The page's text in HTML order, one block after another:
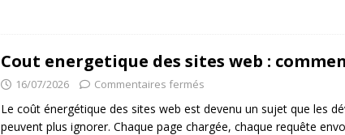
Cout energetique des sites web :
16/07/2026 Commentaires fermés
Le coût énergétique des sites web est devenu un sujet que les
peuvent plus ignorer. Chaque page chargée, chaque requête